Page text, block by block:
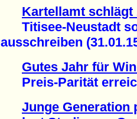
Kartellamt schlägt
Titisee-Neustadt
ausschreiben
Gutes Jahr für
Preis-Parität
Junge Generation